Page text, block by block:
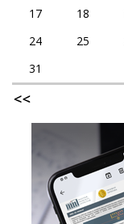
17
18
24
25
31